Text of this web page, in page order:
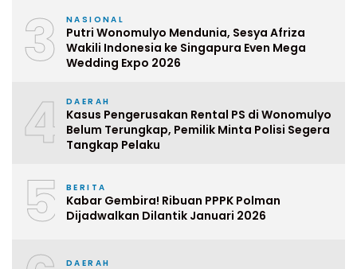
3 NASIONAL
Putri Wonomulyo Mendunia, Sesya Afriza
Wakili Indonesia ke Singapura Even Mega
Wedding Expo 2026
4 DAERAH
Kasus Pengerusakan Rental PS di Wonomulyo
Belum Terungkap, Pemilik Minta Polisi Segera
Tangkap Pelaku
5 BERITA
Kabar Gembira! Ribuan PPPK Polman
Dijadwalkan Dilantik Januari 2026
DAERAH